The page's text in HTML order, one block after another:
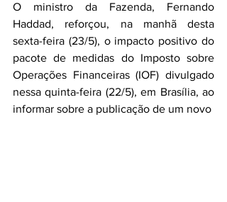
O ministro da Fazenda, Fernando
Haddad, reforçou, na manhã desta
sexta-feira (23/5), o impacto positivo do
pacote de medidas do Imposto sobre
Operações Financeiras (IOF) divulgado
nessa quinta-feira (22/5), em Brasília, ao
informar sobre a publicação de um novo